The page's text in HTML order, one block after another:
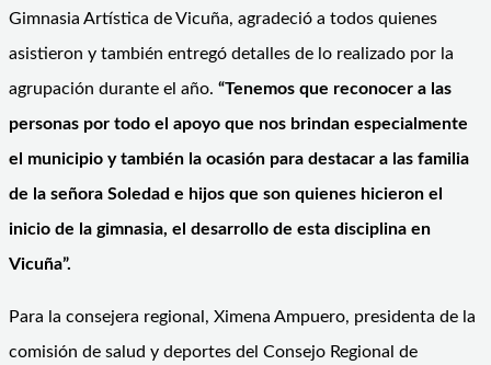
Gimnasia Artística de Vicuña, agradeció a todos quienes
asistieron y también entregó detalles de lo realizado por la
agrupación durante el año. “Tenemos que reconocer a las
personas por todo el apoyo que nos brindan especialmente
el municipio y también la ocasión para destacar a las familia
de la señora Soledad e hijos que son quienes hicieron el
inicio de la gimnasia, el desarrollo de esta disciplina en
Vicuña”.
Para la consejera regional, Ximena Ampuero, presidenta de la
comisión de salud y deportes del Consejo Regional de